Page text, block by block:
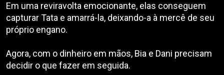
Em uma reviravolta emocionante, elas conseguem
capturar Tata e amarrá-la, deixando-a à mercê de seu
próprio engano.
Agora, com o dinheiro em mãos, Bia e Dani precisam
decidir o que fazer em seguida.